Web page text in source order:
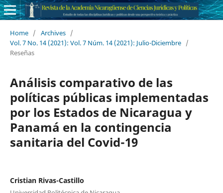
Home / Archives /
Vol. 7 No. 14 (2021): Vol. 7 Núm. 14 (2021): Julio-Diciembre /
Reseñas
Análisis comparativo de las
políticas públicas implementadas
por los Estados de Nicaragua y
Panamá en la contingencia
sanitaria del Covid-19
Cristian Rivas-Castillo